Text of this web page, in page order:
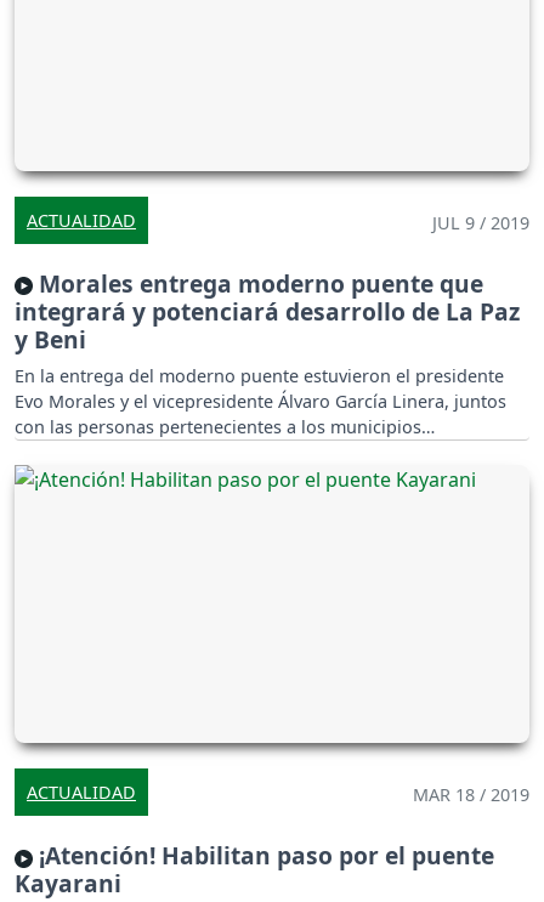
ACTUALIDAD JUL 9 / 2019
Morales entrega moderno puente que
integrará y potenciará desarrollo de La Paz
y Beni
En la entrega del moderno puente estuvieron el presidente
Evo Morales y el vicepresidente Álvaro García Linera, juntos
con las personas pertenecientes a los municipios
ACTUALIDAD MAR 18 / 2019
¡Atención! Habilitan paso por el puente
Kayarani